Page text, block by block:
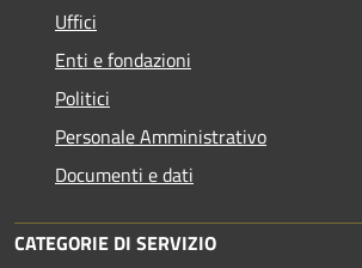
Uffici
Enti e fondazioni
Politici
Personale Amministrativo
Documenti e dati
CATEGORIE DI SERVIZIO